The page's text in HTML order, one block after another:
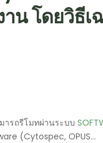
โดยวิธีเ
ารถรีโมทผ่านระบบ
(Cytospec, OPUS…